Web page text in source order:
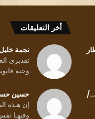
بقلم
الشاعرة
بيطار
منذ يومين
أخر التعليقات
نجمة
تقدبرى
وجيه
حسين
إن هـذه
وفيهـا